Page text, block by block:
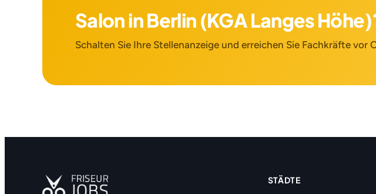
Salon in Berlin (KGA Langes
Schalten Sie Ihre Stellenanzeige und erreichen Sie Fachkräfte vor
STÄDTE